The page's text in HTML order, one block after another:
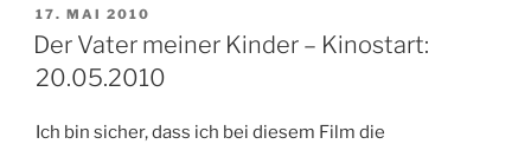
VERÖFFENTLICHT
AM
17. MAI 2010
Der Vater meiner Kinder – Kinostart:
20.05.2010
Ich bin sicher, dass ich bei diesem Film die